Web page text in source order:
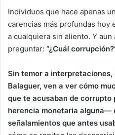
Individuos que hace apenas
carencias más profundas hoy
a cualquiera sin aliento. Y
preguntar: “¿Cuál
Sin temor a interpretaciones,
Balaguer, ven a ver cómo
que te acusaban de corrupto
herencia monetaria alguna—
señalamientos que antes